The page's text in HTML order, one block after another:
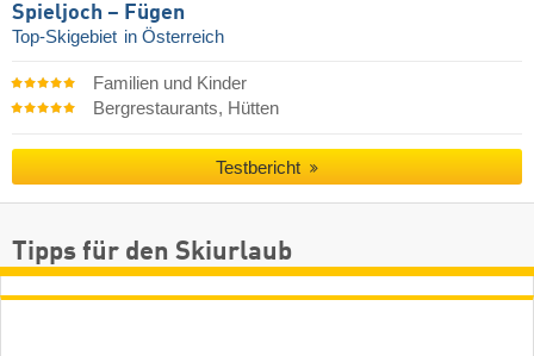
Spieljoch – Fügen
Top-Skigebiet in Österreich
Familien und Kinder
Bergrestaurants, Hütten
Testbericht
Tipps für den Skiurlaub